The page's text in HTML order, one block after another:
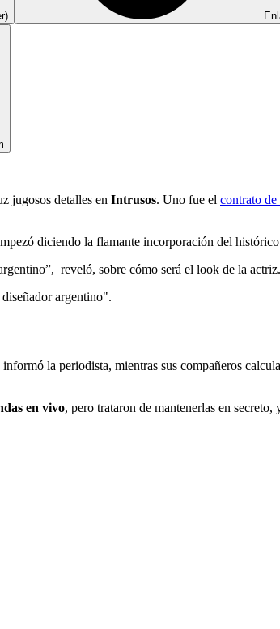
jugosos detalles en Intrusos. Uno fue el contrato
diciendo la flamante incorporación del
reveló, sobre cómo será el look de la actriz.
argentino".
la periodista, mientras sus compañeros
en vivo, pero trataron de mantenerlas en